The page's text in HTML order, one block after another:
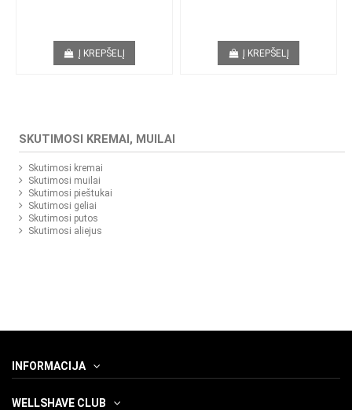
Į KREPŠELĮ Į KREPŠELĮ
SKUTIMOSI KREMAI, MUILAI
Skutimosi kremai
Skutimosi muilai
Skutimosi pieštukai
Skutimosi geliai
Skutimosi putos
Skutimosi aliejus
INFORMACIJA
WELLSHAVE CLUB